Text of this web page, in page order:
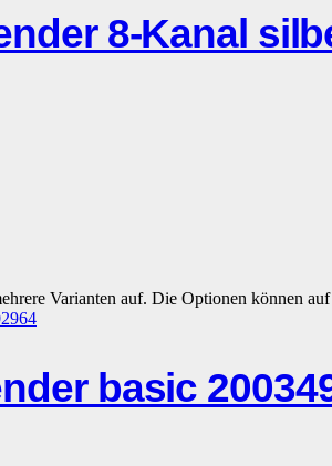
8-Kanal
Varianten auf. Die Optionen können
basic